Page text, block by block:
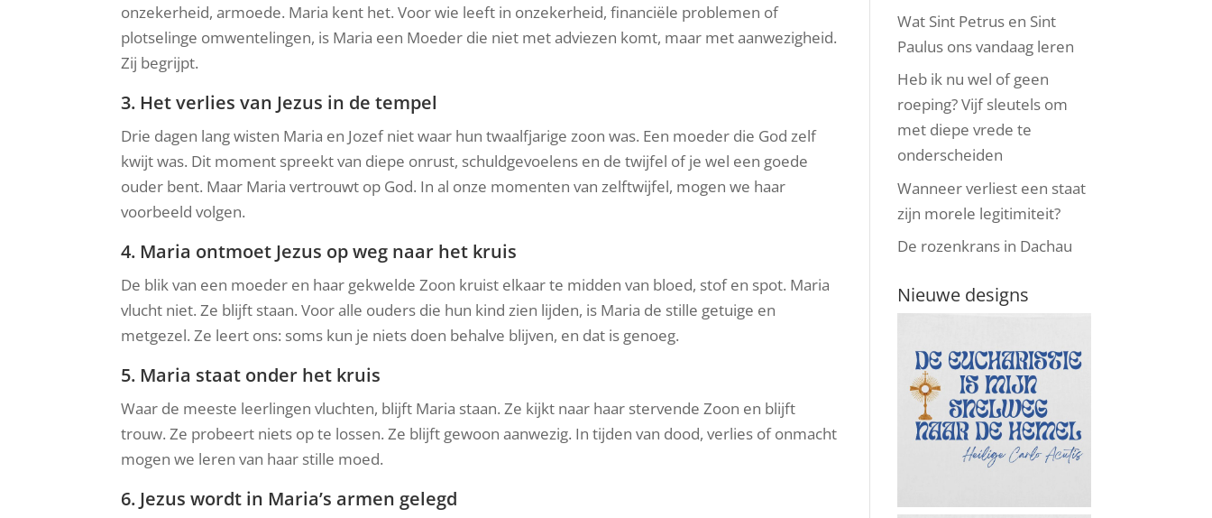
onzekerheid, armoede. Maria kent het. Voor wie leeft in onzekerheid, financiële problemen of
plotselinge omwentelingen, is Maria een Moeder die niet met adviezen komt, maar met aanwezigheid.
Zij begrijpt.
3. Het verlies van Jezus in de tempel
Drie dagen lang wisten Maria en Jozef niet waar hun twaalfjarige zoon was. Een moeder die God zelf
kwijt was. Dit moment spreekt van diepe onrust, schuldgevoelens en de twijfel of je wel een goede
ouder bent. Maar Maria vertrouwt op God. In al onze momenten van zelftwijfel, mogen we haar
voorbeeld volgen.
4. Maria ontmoet Jezus op weg naar het kruis
De blik van een moeder en haar gekwelde Zoon kruist elkaar te midden van bloed, stof en spot. Maria
vlucht niet. Ze blijft staan. Voor alle ouders die hun kind zien lijden, is Maria de stille getuige en
metgezel. Ze leert ons: soms kun je niets doen behalve blijven, en dat is genoeg.
5. Maria staat onder het kruis
Waar de meeste leerlingen vluchten, blijft Maria staan. Ze kijkt naar haar stervende Zoon en blijft
trouw. Ze probeert niets op te lossen. Ze blijft gewoon aanwezig. In tijden van dood, verlies of onmacht
mogen we leren van haar stille moed.
6. Jezus wordt in Maria’s armen gelegd
Wat Sint Petrus en Sint
Paulus ons vandaag leren
Heb ik nu wel of geen
roeping? Vijf sleutels om
met diepe vrede te
onderscheiden
Wanneer verliest een staat
zijn morele legitimiteit?
De rozenkrans in Dachau
Nieuwe designs